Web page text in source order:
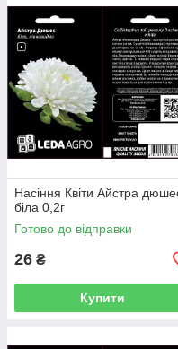
Насіння Квіти Айстра
біла 0,2г
Готово до відправки
26 ₴
Купити